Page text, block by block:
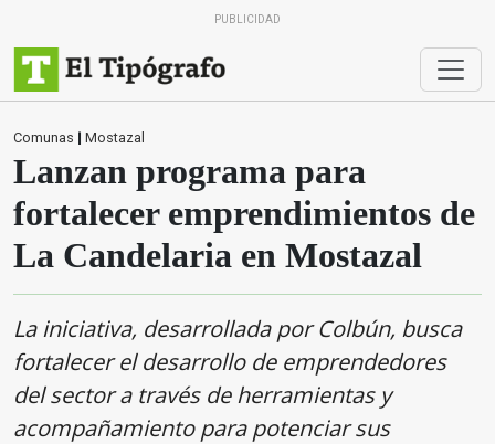
PUBLICIDAD
Comunas | Mostazal
Lanzan programa para
fortalecer emprendimientos de
La Candelaria en Mostazal
La iniciativa, desarrollada por Colbún, busca
fortalecer el desarrollo de emprendedores
del sector a través de herramientas y
acompañamiento para potenciar sus